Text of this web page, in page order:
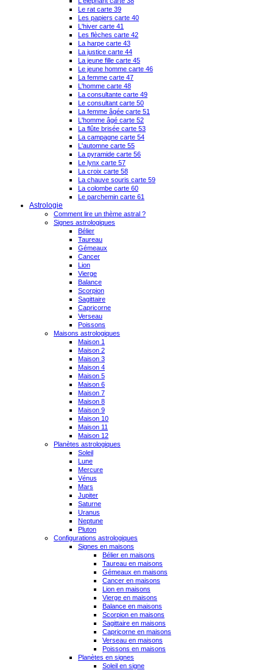
Le rat carte 39
Les papiers carte 40
L'hiver carte 41
Les flèches carte 42
La harpe carte 43
La justice carte 44
La jeune fille carte 45
Le jeune homme carte 46
La femme carte 47
L'homme carte 48
La consultante carte 49
Le consultant carte 50
La femme âgée carte 51
L'homme âgé carte 52
La flûte brisée carte 53
La campagne carte 54
L'automne carte 55
La pyramide carte 56
Le lynx carte 57
La croix carte 58
La chauve souris carte 59
La colombe carte 60
Le parchemin carte 61
Astrologie
Comment lire un thème astral ?
Signes astrologiques
Bélier
Taureau
Gémeaux
Cancer
Lion
Vierge
Balance
Scorpion
Sagittaire
Capricorne
Verseau
Poissons
Maisons astrologiques
Maison 1
Maison 2
Maison 3
Maison 4
Maison 5
Maison 6
Maison 7
Maison 8
Maison 9
Maison 10
Maison 11
Maison 12
Planètes astrologiques
Soleil
Lune
Mercure
Vénus
Mars
Jupiter
Saturne
Uranus
Neptune
Pluton
Configurations astrologiques
Signes en maisons
Bélier en maisons
Taureau en maisons
Gémeaux en maisons
Cancer en maisons
Lion en maisons
Vierge en maisons
Balance en maisons
Scorpion en maisons
Sagittaire en maisons
Capricorne en maisons
Verseau en maisons
Poissons en maisons
Planètes en signes
Soleil en signe